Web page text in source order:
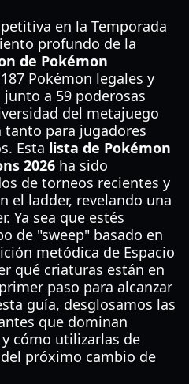
en la Temporada
profundo de la
de Pokémon
Pokémon legales y
a 59 poderosas
del metajuego
tanto para jugadores
Esta lista de Pokémon
2026 ha sido
de torneos recientes y
el ladder, revelando una
Ya sea que estés
de "sweep" basado en
metódica de Espacio
qué criaturas están en
paso para alcanzar
guía, desglosamos las
que dominan
cómo utilizarlas de
próximo cambio de